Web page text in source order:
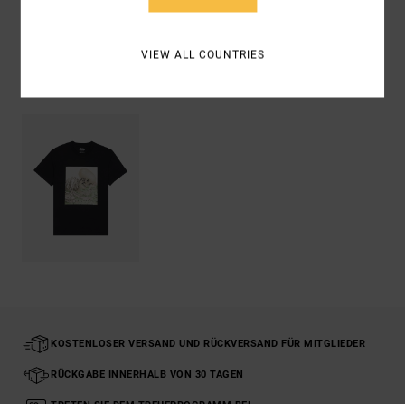
Versand & Rückversand
KOSTENLOSER VERSAND UND RÜCKVERSAND FÜR MITGLIEDER
RÜCKGABE INNERHALB VON 30 TAGEN
VIEW ALL COUNTRIES